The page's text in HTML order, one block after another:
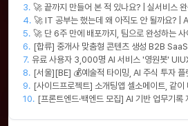
창출 모임 💰
3. 🚀 끝까지 만들어 본 적 있나요? | 실서비스
창출 모임 💰
4. 🚀 IT 공부는 했는데 왜 아직도 안 될까요? | AI와 함께
실무 중심 IT 모임 🤖
5. 🚀 단 6주 만에 배포까지, 팀으로 완성하는 사
젝트 [스위프 웹 15기] 🚀
6. [합류] 중개사 맞춤형 콘텐츠 생성 B2B
과 함께 하실 멤버를 모집합니다!
7. 유료 사용자 3,000명 AI 서비스 '영원봇'
팀원 모집
8. [서울][BE] 💰예술적 타이밍, AI 주식 투자 플
(Spring)
9. [사이드프로젝트] 소개팅앱 셀소메이트, 같이
잡아볼 분 구합니다
10. [프론트엔드·백엔드 모집] AI 기반 업무기록